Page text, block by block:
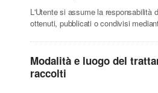
L'Utente si assume la responsabilità
ottenuti, pubblicati o condivisi
Modalità e luogo del
raccolti